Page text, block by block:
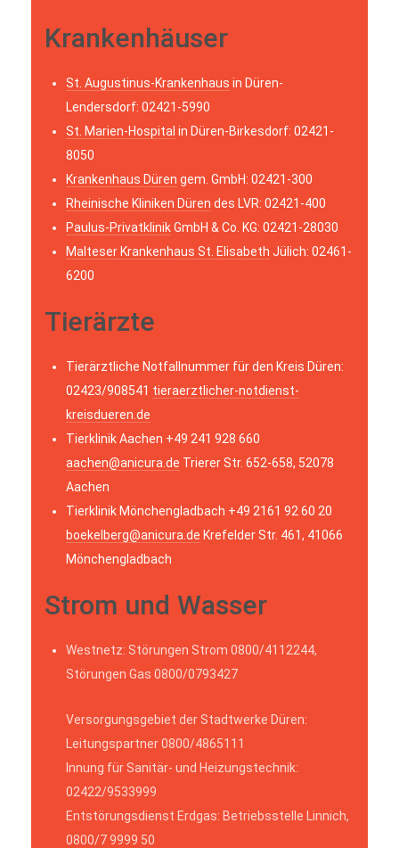
Krankenhäuser
St. Augustinus-Krankenhaus in Düren-
Lendersdorf: 02421-5990
St. Marien-Hospital in Düren-Birkesdorf: 02421-
8050
Krankenhaus Düren gem. GmbH: 02421-300
Rheinische Kliniken Düren des LVR: 02421-400
Paulus-PrivatklinikGmbH & Co. KG: 02421-28030
Malteser Krankenhaus St. Elisabeth Jülich: 02461-
6200
Tierärzte
Tierärztliche Notfallnummer für den Kreis Düren:
02423/908541 tieraerztlicher-notdienst-
kreisdueren.de
Tierklinik Aachen +49 241 928 660
aachen@anicura.de Trierer Str. 652-658, 52078
Aachen
Tierklinik Mönchengladbach +49 2161 92 60 20
boekelberg@anicura.de Krefelder Str. 461, 41066
Mönchengladbach
Strom und Wasser
Westnetz: Störungen Strom 0800/4112244,
Störungen Gas 0800/0793427
Versorgungsgebiet der Stadtwerke Düren:
Leitungspartner 0800/4865111
Innung für Sanitär- und Heizungstechnik:
02422/9533999
Entstörungsdienst Erdgas: Betriebsstelle Linnich,
0800/7 9999 50